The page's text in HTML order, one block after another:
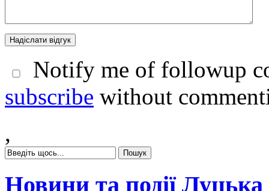
Notify me of followup
subscribe without
,
Новини та події Луцька